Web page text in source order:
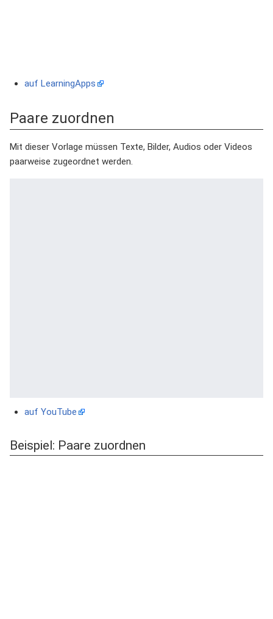
auf LearningApps
Paare zuordnen
Mit dieser Vorlage müssen Texte, Bilder, Audios oder Videos
paarweise zugeordnet werden.
auf YouTube
Beispiel: Paare zuordnen